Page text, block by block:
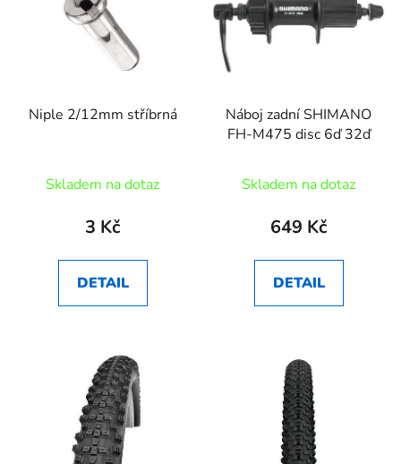
Niple 2/12mm stříbrná
Skladem na dotaz
3 Kč
DETAIL
Náboj zadní SHIMANO
FH-M475 disc 6ď 32ď
Skladem na dotaz
649 Kč
DETAIL